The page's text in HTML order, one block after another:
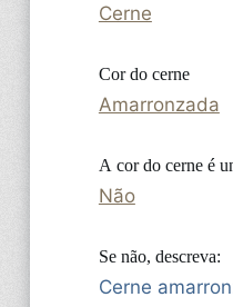
Cerne
Cor do cerne
Amarronzada
A cor do cerne é
Não
Se não, descreva:
Cerne